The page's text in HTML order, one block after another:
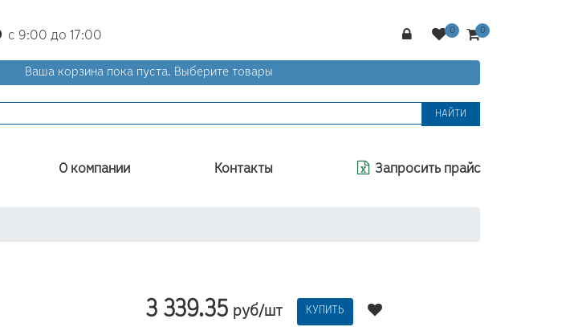
с 9:00 до 17:00
Ваша корзина пока пуста. Выберите товары
НАЙТИ
О компании Контакты Запросить прайс
3 339.35 руб/шт КУПИТЬ